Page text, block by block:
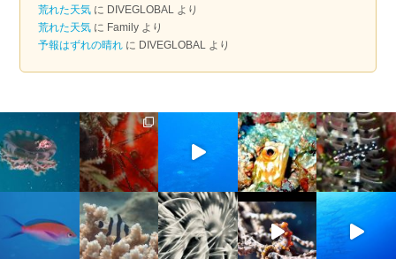
荒れた天気 に DIVEGLOBAL より
荒れた天気 に Family より
予報はずれの晴れ に DIVEGLOBAL より